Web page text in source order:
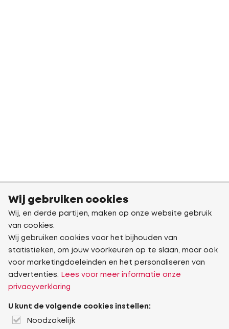
Wij gebruiken cookies
Wij, en derde partijen, maken op onze website gebruik
van cookies.
Wij gebruiken cookies voor het bijhouden van
statistieken, om jouw voorkeuren op te slaan, maar ook
voor marketingdoeleinden en het personaliseren van
advertenties.
Lees voor meer informatie onze
privacyverklaring
U kunt de volgende cookies instellen:
Noodzakelijk